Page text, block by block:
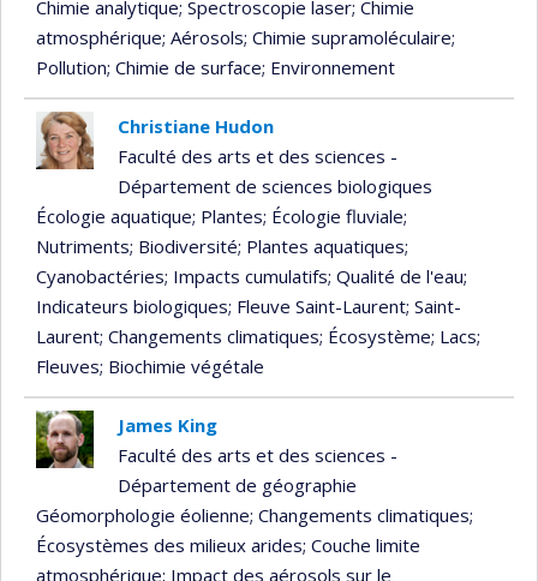
Chimie analytique; Spectroscopie laser; Chimie
atmosphérique; Aérosols; Chimie supramoléculaire;
Pollution; Chimie de surface; Environnement
Christiane Hudon
Faculté des arts et des sciences -
Département de sciences biologiques
Écologie aquatique; Plantes; Écologie fluviale;
Nutriments; Biodiversité; Plantes aquatiques;
Cyanobactéries; Impacts cumulatifs; Qualité de l'eau;
Indicateurs biologiques; Fleuve Saint-Laurent; Saint-
Laurent; Changements climatiques; Écosystème; Lacs;
Fleuves; Biochimie végétale
James King
Faculté des arts et des sciences -
Département de géographie
Géomorphologie éolienne; Changements climatiques;
Écosystèmes des milieux arides; Couche limite
atmosphérique; Impact des aérosols sur le